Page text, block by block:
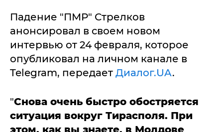
Падение "ПМР" Стрелков
анонсировал в своем новом
интервью от 24 февраля, которое
опубликовал на личном канале в
Telegram, передает Диалог.UA.
"Снова очень быстро обостряется
ситуация вокруг Тирасполя. При
этом, как вы знаете, в Молдове